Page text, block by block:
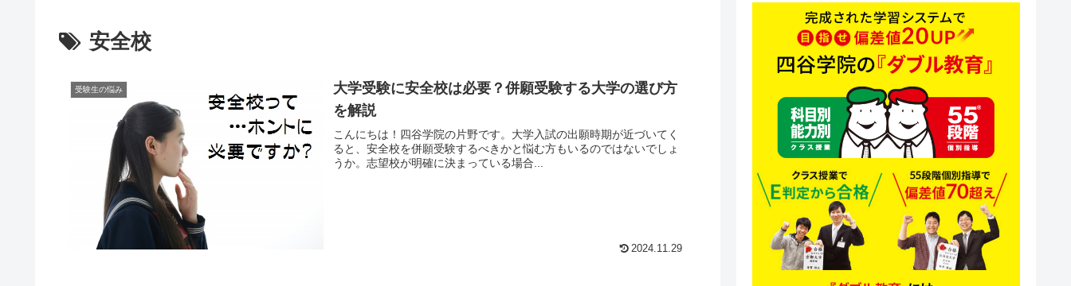
安全校
受験生の悩み
大学受験に安全校は必要？併願受験する大学の選び方
を解説
こんにちは！四谷学院の片野です。大学入試の出願時期が近づいてく
ると、安全校を併願受験するべきかと悩む方もいるのではないでしょ
うか。志望校が明確に決まっている場合...
2024.11.29